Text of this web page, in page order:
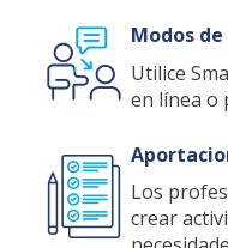
Modos
Utilice
en línea o
Los
crear